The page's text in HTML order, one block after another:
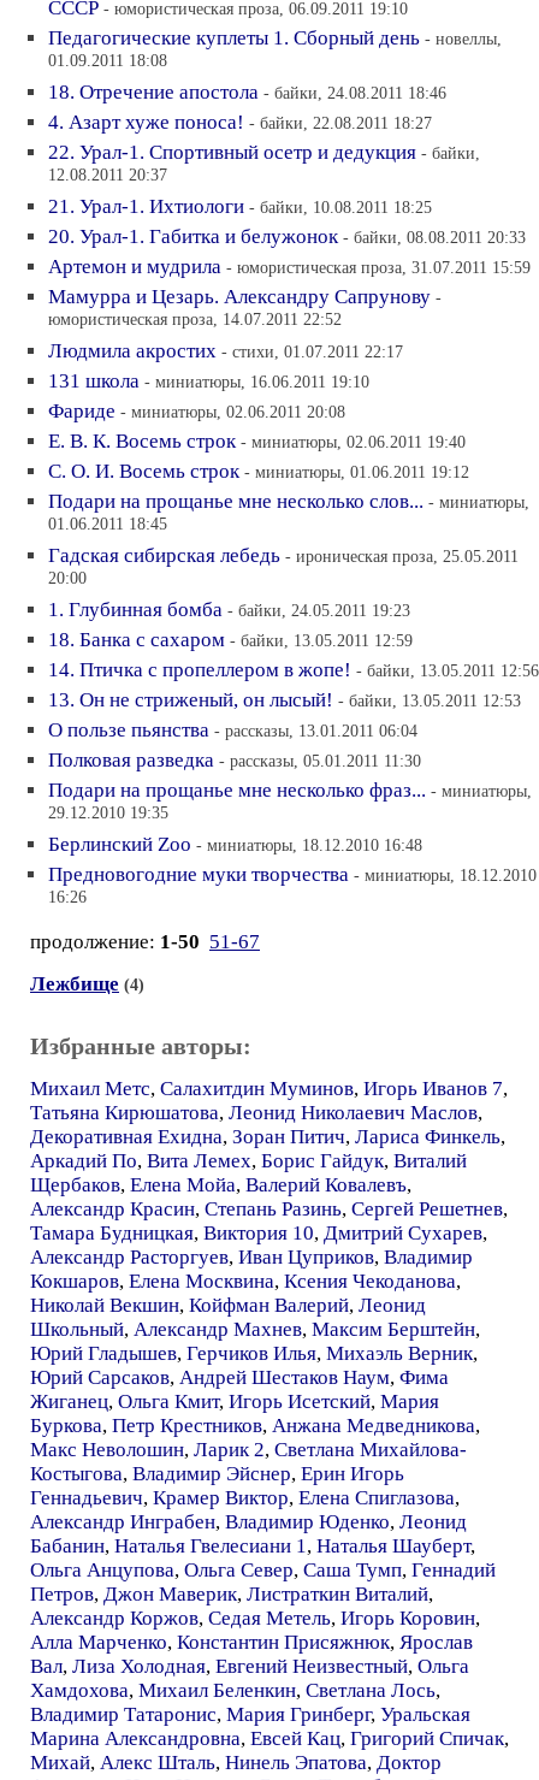
СССР - юмористическая проза, 06.09.2011 19:10
Педагогические куплеты 1. Сборный день - новеллы,
01.09.2011 18:08
18. Отречение апостола - байки, 24.08.2011 18:46
4. Азарт хуже поноса! - байки, 22.08.2011 18:27
22. Урал-1. Спортивный осетр и дедукция - байки,
12.08.2011 20:37
21. Урал-1. Ихтиологи - байки, 10.08.2011 18:25
20. Урал-1. Габитка и белужонок - байки, 08.08.2011 20:33
Артемон и мудрила - юмористическая проза, 31.07.2011 15:59
Мамурра и Цезарь. Александру Сапрунову -
юмористическая проза, 14.07.2011 22:52
Людмила акростих - стихи, 01.07.2011 22:17
131 школа - миниатюры, 16.06.2011 19:10
Фариде - миниатюры, 02.06.2011 20:08
Е. В. К. Восемь строк - миниатюры, 02.06.2011 19:40
С. О. И. Восемь строк - миниатюры, 01.06.2011 19:12
Подари на прощанье мне несколько слов... - миниатюры,
01.06.2011 18:45
Гадская сибирская лебедь - ироническая проза, 25.05.2011
20:00
1. Глубинная бомба - байки, 24.05.2011 19:23
18. Банка с сахаром - байки, 13.05.2011 12:59
14. Птичка с пропеллером в жопе! - байки, 13.05.2011 12:56
13. Он не стриженый, он лысый! - байки, 13.05.2011 12:53
О пользе пьянства - рассказы, 13.01.2011 06:04
Полковая разведка - рассказы, 05.01.2011 11:30
Подари на прощанье мне несколько фраз... - миниатюры,
29.12.2010 19:35
Берлинский Zoo - миниатюры, 18.12.2010 16:48
Предновогодние муки творчества - миниатюры, 18.12.2010
16:26
продолжение: 1-50 51-67
Лежбище (4)
Избранные авторы:
Михаил Метс, Салахитдин Муминов, Игорь Иванов 7,
Татьяна Кирюшатова, Леонид Николаевич Маслов,
Декоративная Ехидна, Зоран Питич, Лариса Финкель,
Аркадий По, Вита Лемех, Борис Гайдук, Виталий
Щербаков, Елена Мойа, Валерий Ковалевъ,
Александр Красин, Степань Разинь, Сергей Решетнев,
Тамара Будницкая, Виктория 10, Дмитрий Сухарев,
Александр Расторгуев, Иван Цуприков, Владимир
Кокшаров, Елена Москвина, Ксения Чекоданова,
Николай Векшин, Койфман Валерий, Леонид
Школьный, Александр Махнев, Максим Берштейн,
Юрий Гладышев, Герчиков Илья, Михаэль Верник,
Юрий Сарсаков, Андрей Шестаков Наум, Фима
Жиганец, Ольга Кмит, Игорь Исетский, Мария
Буркова, Петр Крестников, Анжана Медведникова,
Макс Неволошин, Ларик 2, Светлана Михайлова-
Костыгова, Владимир Эйснер, Ерин Игорь
Геннадьевич, Крамер Виктор, Елена Спиглазова,
Александр Инграбен, Владимир Юденко, Леонид
Бабанин, Наталья Гвелесиани 1, Наталья Шауберт,
Ольга Анцупова, Ольга Север, Саша Тумп, Геннадий
Петров, Джон Маверик, Листраткин Виталий,
Александр Коржов, Седая Метель, Игорь Коровин,
Алла Марченко, Константин Присяжнюк, Ярослав
Вал, Лиза Холодная, Евгений Неизвестный, Ольга
Хамдохова, Михаил Беленкин, Светлана Лось,
Владимир Татаронис, Мария Гринберг, Уральская
Марина Александровна, Евсей Кац, Григорий Спичак,
Михай, Алекс Шталь, Нинель Эпатова, Доктор